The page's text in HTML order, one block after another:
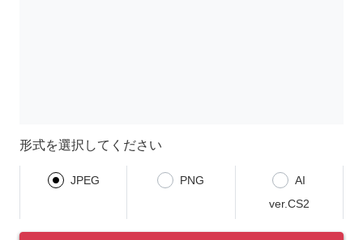
形式を選択してください
JPEG PNG
AI
ver.CS2